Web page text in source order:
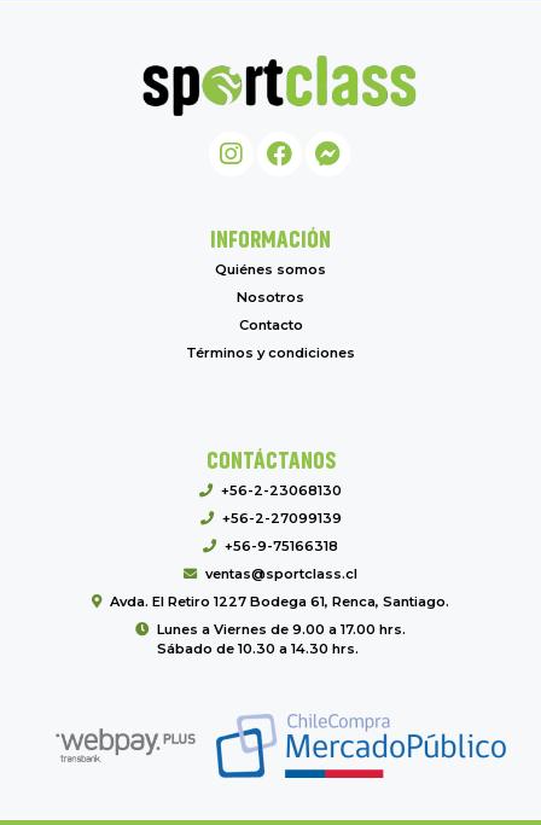
INFORMACIÓN
Quiénes somos
Nosotros
Contacto
Términos y condiciones
CONTÁCTANOS
+56-2-23068130
+56-2-27099139
+56-9-75166318
ventas@sportclass.cl
Avda. El Retiro 1227 Bodega 61, Renca, Santiago.
Lunes a Viernes de 9.00 a 17.00 hrs.
Sábado de 10.30 a 14.30 hrs.